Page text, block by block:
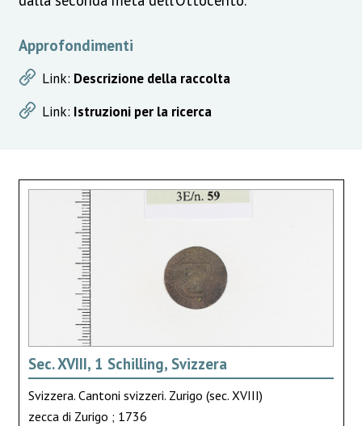
Approfondimenti
Link: Descrizione della raccolta
Link: Istruzioni per la ricerca
Sec. XVIII, 1 Schilling, Svizzera
Svizzera. Cantoni svizzeri. Zurigo (sec. XVIII)
zecca di Zurigo ; 1736